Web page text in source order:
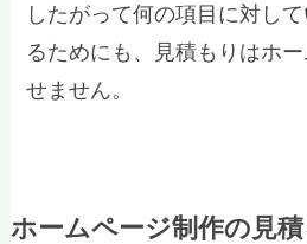
したがって何の項目に対し
るためにも、見積もりはホ
せません。
ホームページ制作の見